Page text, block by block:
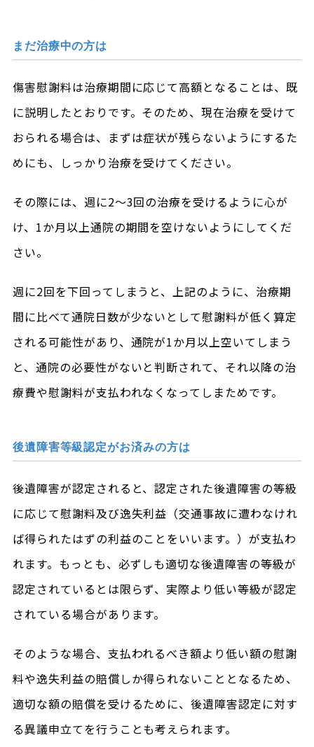
まだ治療中の方は
傷害慰謝料は治療期間に応じて高額となることは、既
に説明したとおりです。そのため、現在治療を受けて
おられる場合は、まずは症状が残らないようにするた
めにも、しっかり治療を受けてください。
その際には、週に2～3回の治療を受けるように心が
け、1か月以上通院の期間を空けないようにしてくだ
さい。
週に2回を下回ってしまうと、上記のように、治療期
間に比べて通院日数が少ないとして慰謝料が低く算定
される可能性があり、通院が1か月以上空いてしまう
と、通院の必要性がないと判断されて、それ以降の治
療費や慰謝料が支払われなくなってしまためです。
後遺障害等級認定がお済みの方は
後遺障害が認定されると、認定された後遺障害の等級
に応じて慰謝料及び逸失利益（交通事故に遭わなけれ
ば得られたはずの利益のことをいいます。）が支払わ
れます。もっとも、必ずしも適切な後遺障害の等級が
認定されているとは限らず、実際より低い等級が認定
されている場合があります。
そのような場合、支払われるべき額より低い額の慰謝
料や逸失利益の賠償しか得られないこととなるため、
適切な額の賠償を受けるために、後遺障害認定に対す
る異議申立てを行うことも考えられます。